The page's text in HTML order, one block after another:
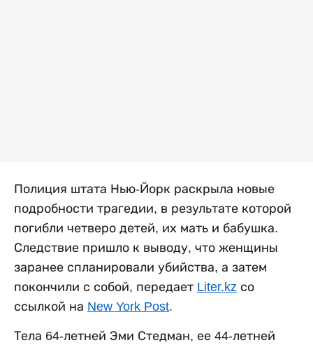
Полиция штата Нью-Йорк раскрыла новые
подробности трагедии, в результате которой
погибли четверо детей, их мать и бабушка.
Следствие пришло к выводу, что женщины
заранее спланировали убийства, а затем
покончили с собой, передает Liter.kz со
ссылкой на New York Post.
Тела 64-летней Эми Стедман, ее 44-летней